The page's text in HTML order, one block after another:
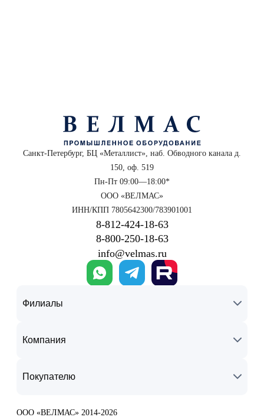
Санкт-Петербург, БЦ «Металлист», наб. Обводного канала д.
150, оф. 519
Пн-Пт 09:00—18:00*
ООО «ВЕЛМАС»
ИНН/КПП 7805642300/783901001
8‑812‑424‑18‑63
8‑800‑250‑18‑63
info@velmas.ru
Филиалы
Компания
Покупателю
ООО «ВЕЛМАС» 2014-2026